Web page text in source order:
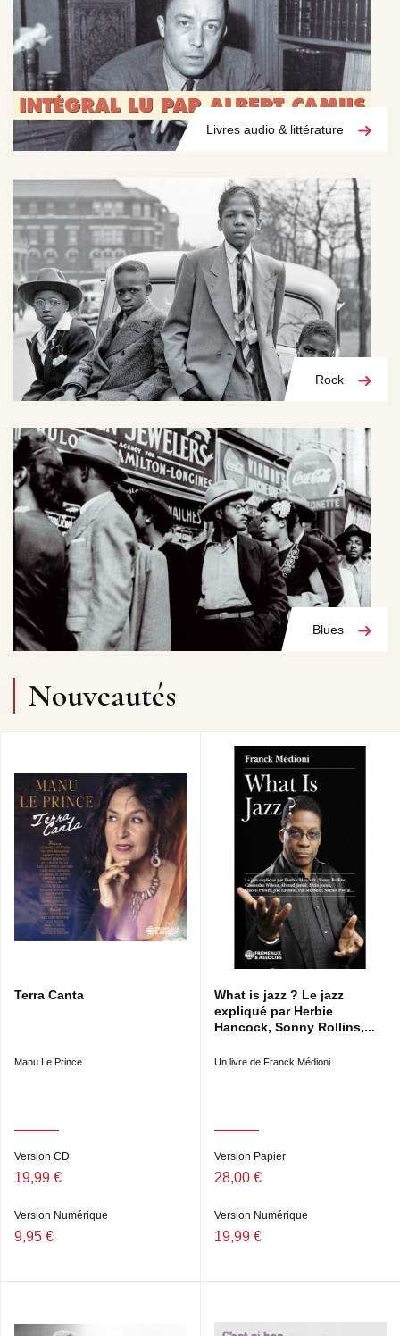
Livres audio & littérature
Rock
Blues
Nouveautés
Terra Canta
Manu Le Prince
Version CD
19,99 €
Version Numérique
9,95 €
What is jazz ? Le jazz
expliqué par Herbie
Hancock, Sonny Rollins,...
Un livre de Franck Médioni
Version Papier
28,00 €
Version Numérique
19,99 €